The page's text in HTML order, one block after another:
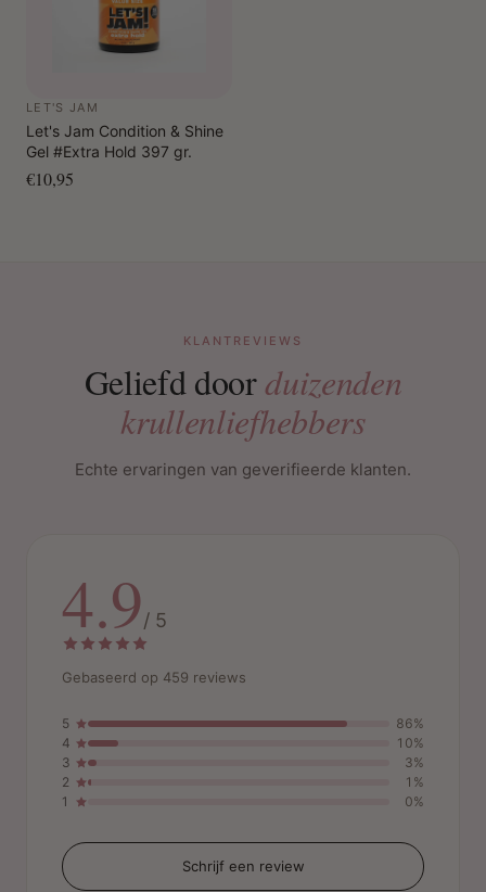
LET'S JAM
Let's Jam Condition & Shine
Gel #Extra Hold 397 gr.
€10,95
KLANTREVIEWS
Geliefd doorduizenden
krullenliefhebbers
Echte ervaringen van geverifieerde klanten.
4.9/ 5
Gebaseerd op 459 reviews
5
86%
4
10%
3
3%
2
1%
1
0%
Schrijf een review